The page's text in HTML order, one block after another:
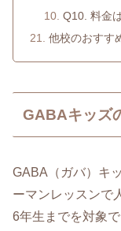
Q10. 料金
他校のおすす
GABAキッズ
GABA（ガバ）キ
ーマンレッスンで
6年生までを対象